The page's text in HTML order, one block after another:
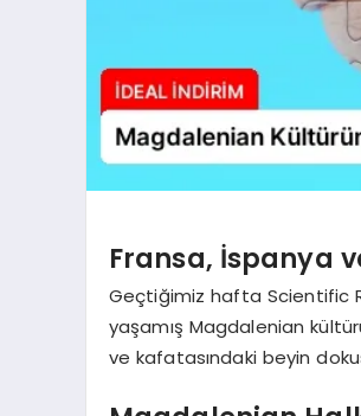
Fransa, İspanya
Geçtiğimiz hafta Scientific
yaşamış Magdalenian
ve kafatasındaki beyin